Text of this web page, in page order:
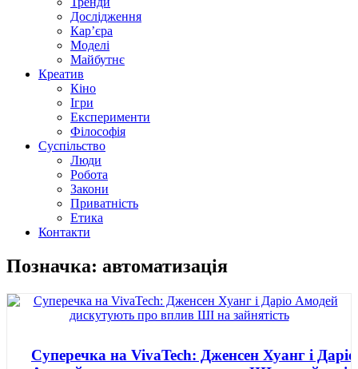
Дослідження
Кар’єра
Моделі
Майбутнє
Креатив
Кіно
Ігри
Експерименти
Філософія
Суспільство
Люди
Робота
Закони
Приватність
Етика
Контакти
Позначка: автоматизація
Суперечка на VivaTech: Дженсен Хуанг і Даріо